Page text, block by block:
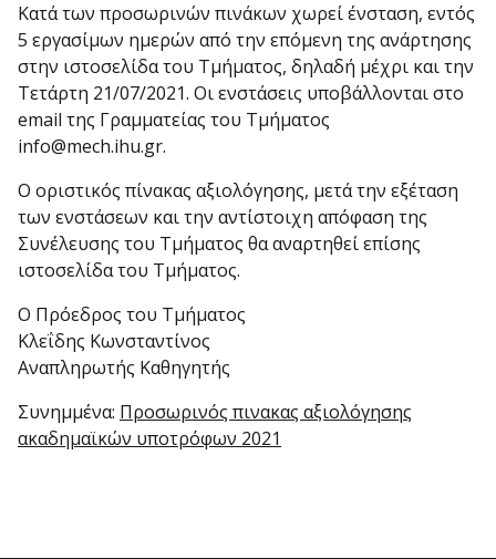
Κατά των προσωρινών πινάκων χωρεί ένσταση, εντός
5 εργασίμων ημερών από την επόμενη της ανάρτησης
στην ιστοσελίδα του Τμήματος, δηλαδή μέχρι και την
Τετάρτη 21/07/2021. Οι ενστάσεις υποβάλλονται στο
email της Γραμματείας του Τμήματος
info@mech.ihu.gr.
Ο οριστικός πίνακας αξιολόγησης, μετά την εξέταση
των ενστάσεων και την αντίστοιχη απόφαση της
Συνέλευσης του Τμήματος θα αναρτηθεί επίσης
ιστοσελίδα του Τμήματος.
Ο Πρόεδρος του Τμήματος
Κλεΐδης Κωνσταντίνος
Αναπληρωτής Καθηγητής
Συνημμένα: Προσωρινός πινακας αξιολόγησης
ακαδημαϊκών υποτρόφων 2021